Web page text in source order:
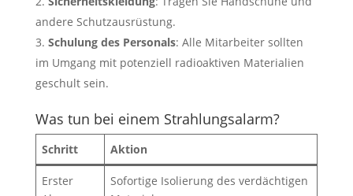
andere Schutzausrüstung.
Schulung des Personals: Alle Mitarbeiter sollten
im Umgang mit potenziell radioaktiven Materialien
geschult sein.
Was tun bei einem Strahlungsalarm?
Schritt Aktion
Erster
Sofortige Isolierung des verdächtigen